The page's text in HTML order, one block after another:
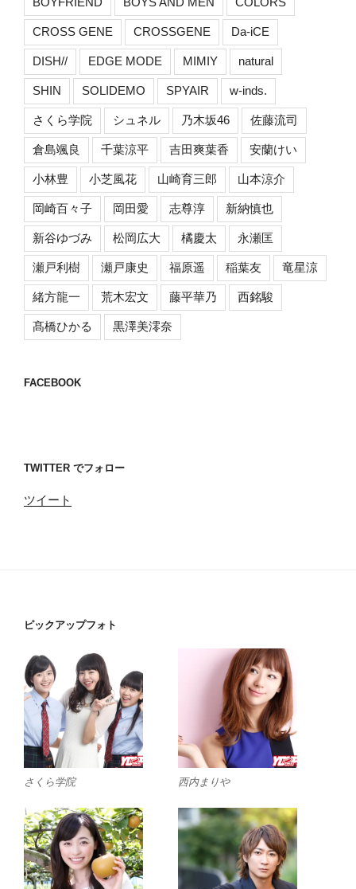
CROSS GENE CROSSGENE Da-iCE
DISH// EDGE MODE MIMIY natural
SHIN SOLIDEMO SPYAIR w-inds.
さくら学院 シュネル 乃木坂46 佐藤流司
倉島颯良 千葉涼平 吉田爽葉香 安蘭けい
小林豊 小芝風花 山崎育三郎 山本涼介
岡崎百々子 岡田愛 志尊淳 新納慎也
新谷ゆづみ 松岡広大 橘慶太 永瀬匡
瀬戸利樹 瀬戸康史 福原遥 稲葉友 竜星涼
緒方龍一 荒木宏文 藤平華乃 西銘駿
髙橋ひかる 黒澤美澪奈
FACEBOOK
TWITTER でフォロー
ツイート
ピックアップフォト
さくら学院 西内まりや